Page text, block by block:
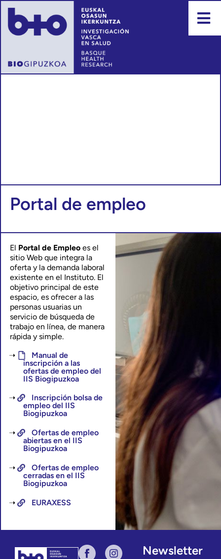
Portal de empleo
El Portal de Empleo es el
sitio Web que integra la
oferta y la demanda laboral
existente en el Instituto. El
objetivo principal de este
espacio, es ofrecer a las
personas usuarias un
servicio de búsqueda de
trabajo en línea, de manera
rápida y simple.
Manual de
inscripción a las
ofertas de empleo del
IIS Biogipuzkoa​
Inscripción bolsa de
empleo del IIS
Biogipuzkoa
Ofertas de empleo
abiertas en el IIS
Biogipuzkoa
Ofertas de empleo
cerradas en el IIS
Biogipuzkoa
EURAXESS
Newsletter